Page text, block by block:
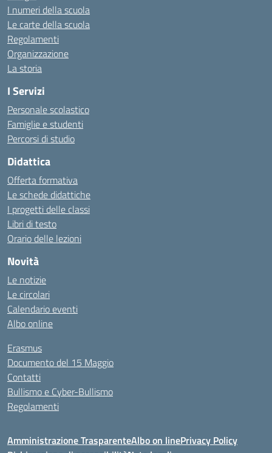
I numeri della scuola
Le carte della scuola
Regolamenti
Organizzazione
La storia
I Servizi
Personale scolastico
Famiglie e studenti
Percorsi di studio
Didattica
Offerta formativa
Le schede didattiche
I progetti delle classi
Libri di testo
Orario delle lezioni
Novità
Le notizie
Le circolari
Calendario eventi
Albo online
Erasmus
Documento del 15 Maggio
Contatti
Bullismo e Cyber-Bullismo
Regolamenti
Amministrazione TrasparenteAlbo on linePrivacy Policy